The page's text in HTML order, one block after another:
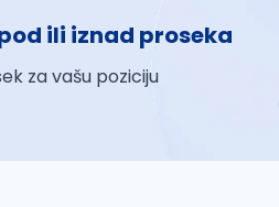
ili iznad proseka
za vašu poziciju